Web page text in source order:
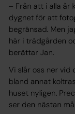
– Från att i alla år
dygnet för att
begränsad. Men
här i trädgården
berättar Jan.
Vi slår oss ner
bland annat
huset nyligen.
ser den nästan